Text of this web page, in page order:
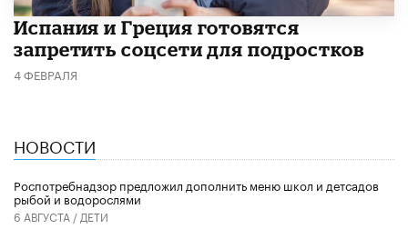
Испания и Греция готовятся
запретить соцсети для подростков
4 ФЕВРАЛЯ
НОВОСТИ
Роспотребнадзор предложил дополнить меню школ и детсадов
рыбой и водорослями
6 АВГУСТА / ДЕТИ